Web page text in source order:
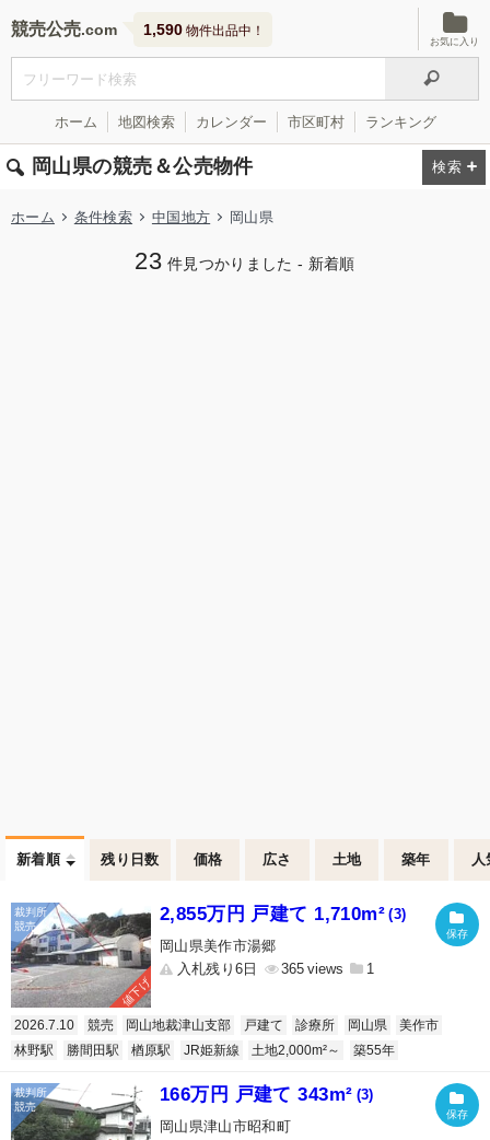
競売公売 1,590 物件出品中！
お気に入り
ホーム 地図検索 カレンダー 市区町村 ランキング
岡山県の競売＆公売物件
ホーム 条件検索 中国地方 岡山県
23 件見つかりました - 新着順
新着順 残り日数 価格 広さ 土地 築年 人
値下げ
2,855万円 戸建て 1,710m² (3)
岡山県美作市湯郷
入札残り6日
365 1
2026.7.10 競売 岡山地裁津山支部 戸建て 診療所 岡山県
美作市
林野駅
勝間田駅 楢原駅 JR姫新線 土地2,000m²～ 築55年
166万円 戸建て 343m² (3)
岡山県津山市昭和町